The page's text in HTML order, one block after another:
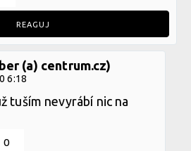
REAGUJ
(a) centrum.cz)
6:18
tuším nevyrábí nic na
0